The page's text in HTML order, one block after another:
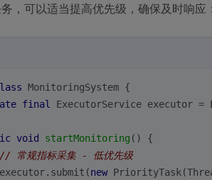
，可以适当提高优先级，确保及时响应
MonitoringSystem {
final
ExecutorService executor =
void startMonitoring ()
{
// 常规指标采集 - 低优先级
new